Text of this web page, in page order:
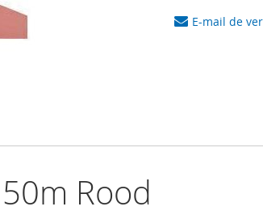
E-mail de
Rood